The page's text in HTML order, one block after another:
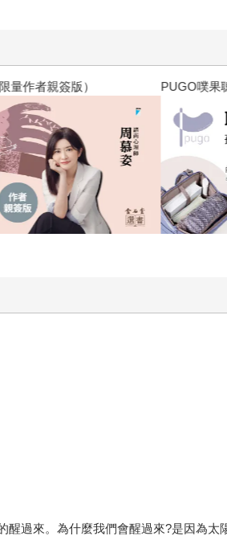
親簽版） PUGO噗果聰明
過來。為什麼我們會醒過來?是因為